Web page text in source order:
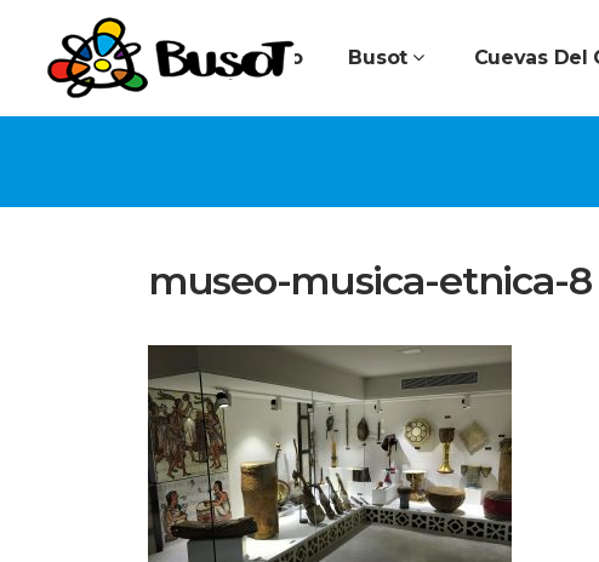
Inicio Busot Cuevas Del
museo-musica-etnica-8